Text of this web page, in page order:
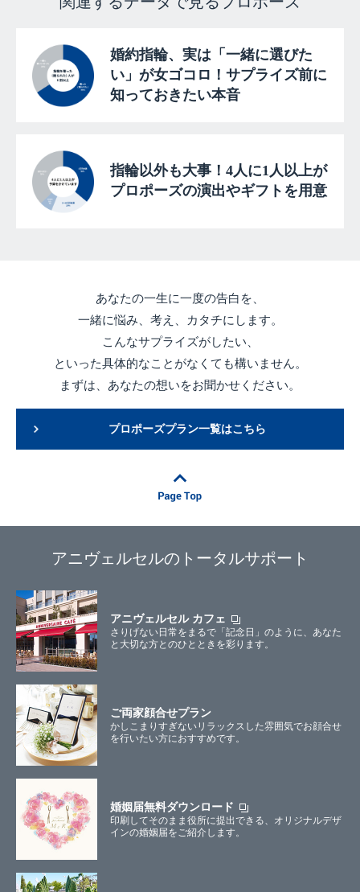
婚約指輪、実は「一緒に選びた
い」が女ゴコロ！サプライズ前に
知っておきたい本音
指輪以外も大事！4人に1人以上が
プロポーズの演出やギフトを用意
あなたの一生に一度の告白を、
一緒に悩み、考え、カタチにします。
こんなサプライズがしたい、
といった具体的なことがなくても構いません。
まずは、あなたの想いをお聞かせください。
プロポーズプラン一覧はこちら
アニヴェルセルのトータルサポート
アニヴェルセル カフェ
さりげない日常をまるで「記念日」のように、あなた
と大切な方とのひとときを彩ります。
ご両家顔合せプラン
かしこまりすぎないリラックスした雰囲気でお顔合せ
を行いたい方におすすめです。
婚姻届無料ダウンロード
印刷してそのまま役所に提出できる、オリジナルデザ
インの婚姻届をご紹介します。